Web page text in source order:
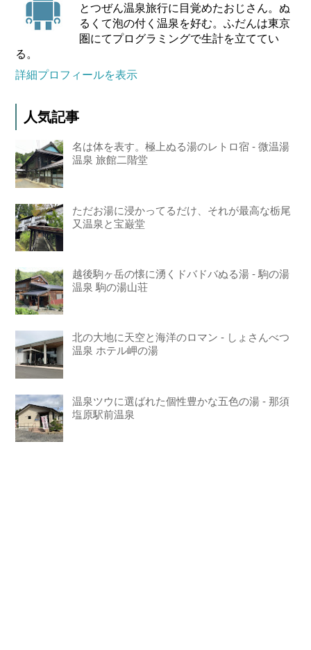
とつぜん温泉旅行に目覚めたおじさん。ぬ
るくて泡の付く温泉を好む。ふだんは東京
圏にてプログラミングで生計を立ててい
る。
詳細プロフィールを表示
人気記事
名は体を表す。極上ぬる湯のレトロ宿 - 微温湯
温泉 旅館二階堂
ただお湯に浸かってるだけ、それが最高な栃尾
又温泉と宝巌堂
越後駒ヶ岳の懐に湧くドバドバぬる湯 - 駒の湯
温泉 駒の湯山荘
北の大地に天空と海洋のロマン - しょさんべつ
温泉 ホテル岬の湯
温泉ツウに選ばれた個性豊かな五色の湯 - 那須
塩原駅前温泉